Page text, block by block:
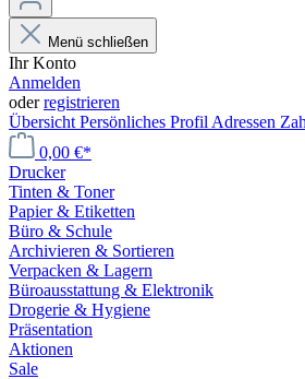
Menü schließen
Ihr Konto
Anmelden
oderregistrieren
Übersicht Persönliches Profil Adressen
0,00 €*
Drucker
Tinten & Toner
Papier & Etiketten
Büro & Schule
Archivieren & Sortieren
Verpacken & Lagern
Büroausstattung & Elektronik
Drogerie & Hygiene
Präsentation
Aktionen
Sale